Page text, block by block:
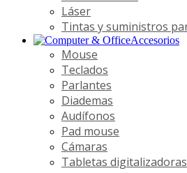
Láser
Tintas y suministros
Accesorios
Mouse
Teclados
Parlantes
Diademas
Audífonos
Pad mouse
Cámaras
Tabletas digitalizadoras